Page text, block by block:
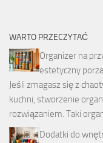
WARTO PRZECZYTAĆ
Organizer na
estetyczny
Jeśli zmagasz się z
kuchni, stworzenie
rozwiązaniem. Taki
Dodatki do